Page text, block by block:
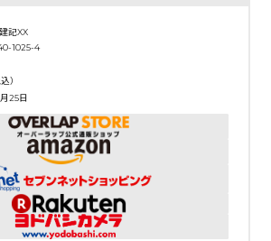
記XX
1025-4
）
25日